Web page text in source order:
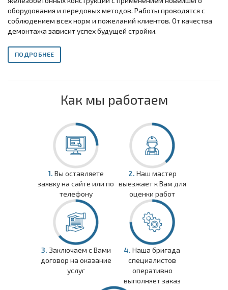
оборудования и передовых методов. Работы проводятся с
соблюдением всех норм и пожеланий клиентов. От качества
демонтажа зависит успех будущей стройки.
ПОДРОБНЕЕ
Как мы работаем
1. Вы оставляете
заявку на сайте или по
телефону
2. Наш мастер
выезжает к Вам для
оценки работ
3. Заключаем с Вами
договор на оказание
услуг
4. Наша бригада
специалистов
оперативно
выполняет заказ